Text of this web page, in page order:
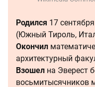
Родился 17
(Южный Тироль,
Окончил
архитектурный
Взошел на Эверест
восьмитысячников